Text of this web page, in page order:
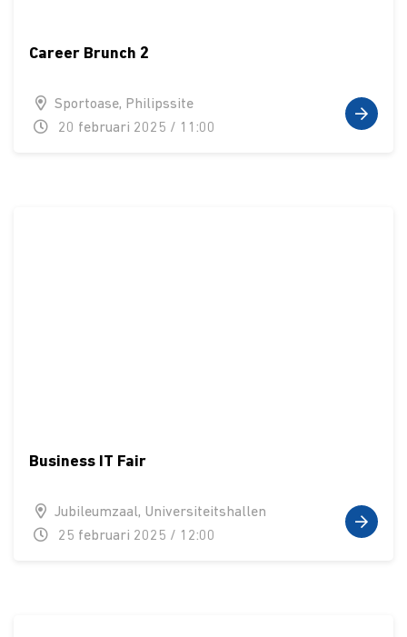
Career Brunch 2
Sportoase, Philipssite
20 februari 2025 / 11:00
Business IT Fair
Jubileumzaal, Universiteitshallen
25 februari 2025 / 12:00